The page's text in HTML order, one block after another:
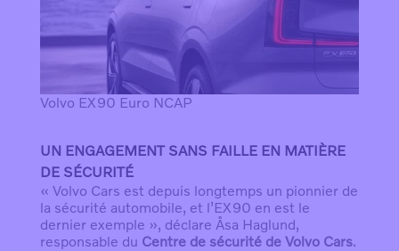
Volvo EX90 Euro NCAP
UN ENGAGEMENT SANS FAILLE EN MATIÈRE
DE SÉCURITÉ
« Volvo Cars est depuis longtemps un pionnier de
la sécurité automobile, et l’EX90 en est le
dernier exemple », déclare Åsa Haglund,
responsable du Centre de sécurité de Volvo Cars.